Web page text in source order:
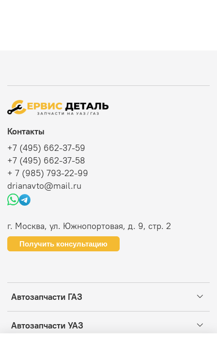
Автозапчасти ГАЗ
Автозапчасти УАЗ
Контакты
+7 (495) 662-37-59
+7 (495) 662-37-58
+ 7 (985) 793-22-99
drianavto@mail.ru
г. Москва, ул. Южнопортовая, д. 9, стр. 2
Получить консультацию